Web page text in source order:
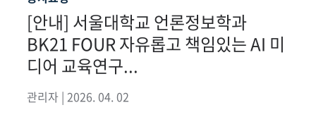
[안내] 서울대학교 언론정보학과
BK21 FOUR 자유롭고 책임있는 AI 미
디어 교육연구...
관리자 | 2026. 04. 02